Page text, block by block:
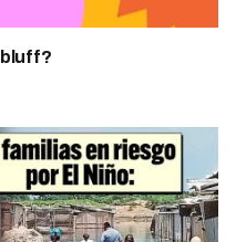
bluff?